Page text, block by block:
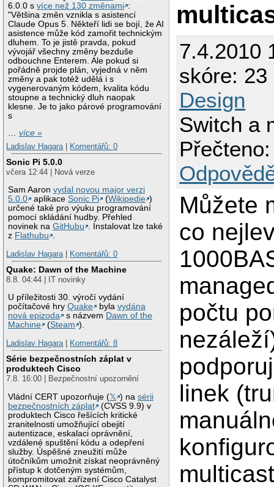
6.0.0 svíce než 130 změnami :
"Většina změn vznikla s asistencí
Claude Opus 5. Někteří lidi se bojí, že AI
asistence může kód zamořit technickým
dluhem. To je jistě pravda, pokud
vývojář všechny změny bezduše
odbouchne Enterem. Ale pokud si
pořádně projde plán, vyjedná v něm
změny a pak totéž udělá i s
vygenerovaným kódem, kvalita kódu
stoupne a technický dluh naopak
klesne. Je to jako párové programování
s
…více »
Ladislav Hagara
Komentářů: 0
Sonic Pi 5.0.0
včera 12:44 | Nová verze
Sam Aaronvydal novou major verzi
5.0.0
aplikaceSonic Pi (Wikipedie )
určené také pro výuku programování
pomocí skládání hudby. Přehled
novinek naGitHubu . Instalovat lze také
z Flathubu .
Ladislav Hagara
Komentářů: 0
Quake: Dawn of the Machine
8.8. 04:44 | IT novinky
U příležitosti 30. výročí vydání
počítačové hryQuake bylavydána
nová epizoda
s názvem Dawn of the
Machine
(Steam ).
Ladislav Hagara
Komentářů: 8
Série bezpečnostních záplat v
produktech Cisco
7.8. 16:00 | Bezpečnostní upozornění
Vládní CERT upozorňuje (𝕏 ) nasérii
bezpečnostních záplat
(CVSS 9.9) v
produktech Cisco řešících kritické
zranitelnosti umožňující obejití
autentizace, eskalaci oprávnění,
vzdálené spuštění kódu a odepření
služby. Úspěšné zneužití může
útočníkům umožnit získat neoprávněný
přístup k dotčeným systémům,
kompromitovat zařízení Cisco Catalyst
7.4.2010
skóre:
Design
Switch a
Můžete
co
počtu
linek